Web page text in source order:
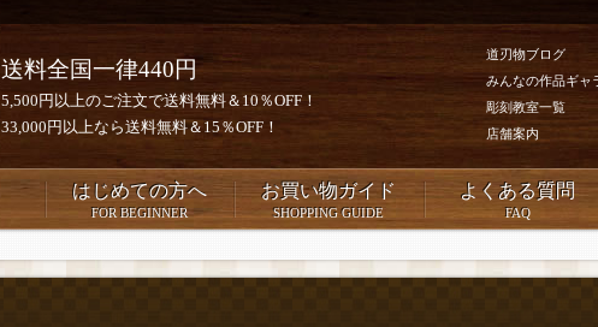
送料全国一律440円
5,500円以上のご注文で送料無料＆10％OFF！
33,000円以上なら送料無料＆15％OFF！
道刃物ブログ
みんなの作品ギャ
彫刻教室一覧
店舗案内
はじめての方へ
FOR BEGINNER
お買い物ガイド
SHOPPING GUIDE
よくある質問
FAQ